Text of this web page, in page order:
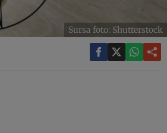
Sursa foto: Shutterstock